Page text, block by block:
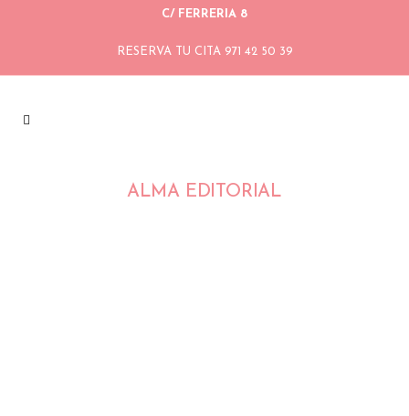
C/ FERRERIA 8
RESERVA TU CITA 971 42 50 39
ALMA EDITORIAL